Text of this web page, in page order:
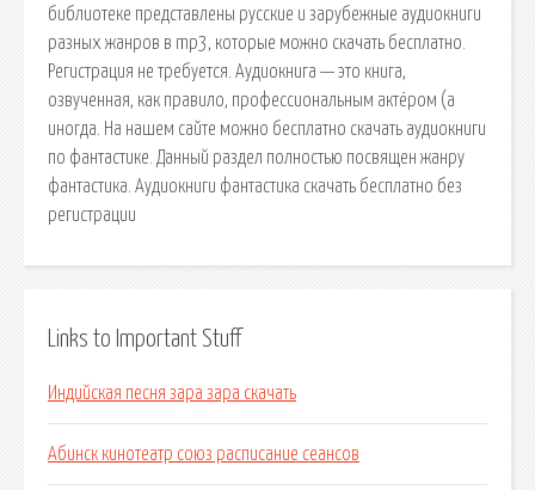
библиотеке представлены русские и зарубежные аудиокниги
разных жанров в mp3, которые можно скачать бесплатно.
Регистрация не требуется. Аудиокнига — это книга,
озвученная, как правило, профессиональным актёром (а
иногда. На нашем сайте можно бесплатно скачать аудиокниги
по фантастике. Данный раздел полностью посвящен жанру
фантастика. Аудиокниги фантастика скачать бесплатно без
регистрации
Links to Important Stuff
Индийская песня зара зара скачать
Абинск кинотеатр союз расписание сеансов